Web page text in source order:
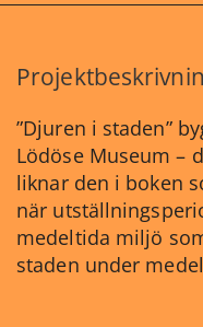
”Djuren i staden”
Lödöse Museum –
liknar den i boken
när
medeltida miljö
staden under